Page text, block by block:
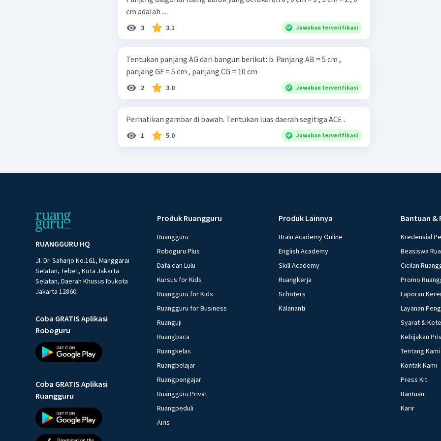
cm adalah ....
3 3.1 Jawaban terverifikasi
Tentukan panjang AG dari bangun berikut: b. Panjang AB = 5 cm ,
panjang GF = 5 cm , panjang CG = 10 cm
2 3.0 Jawaban terverifikasi
Perhatikan gambar di bawah. Tentukan luas daerah segitiga ACE .
1 5.0 Jawaban terverifikasi
RUANGGURU HQ
Jl. Dr. Saharjo No.161, Manggarai
Selatan, Tebet, Kota Jakarta
Selatan, Daerah Khusus Ibukota
Jakarta 12860
Coba GRATIS Aplikasi
Roboguru
Coba GRATIS Aplikasi
Ruangguru
Produk Ruangguru
Ruangguru
Roboguru Plus
Dafa dan Lulu
Kursus for Kids
Ruangguru for Kids
Ruangguru for Business
Ruanguji
Ruangbaca
Ruangkelas
Ruangbelajar
Ruangpengajar
Ruangguru Privat
Ruangpeduli
Airis
Produk Lainnya
Brain Academy Online
English Academy
Skill Academy
Ruangkerja
Schoters
Kalananti
Bantuan &
Kredensial
Beasiswa
Cicilan
Promo
Laporan
Layanan
Syarat &
Kebijakan
Tentang Kami
Kontak Kami
Press Kit
Bantuan
Karir